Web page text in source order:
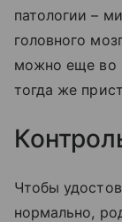
патологии –
головного
можно еще во
тогда же
Чтобы
нормально,